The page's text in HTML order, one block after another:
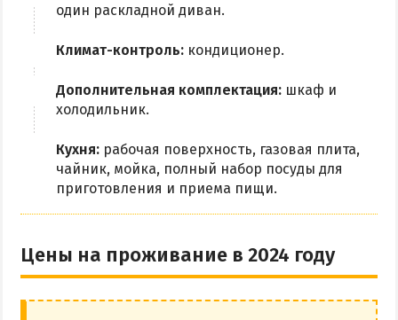
один раскладной диван.
Климат-контроль: кондиционер.
Дополнительная комплектация: шкаф и
холодильник.
Кухня: рабочая поверхность, газовая плита,
чайник, мойка, полный набор посуды для
приготовления и приема пищи.
Цены на проживание в 2024 году